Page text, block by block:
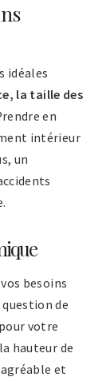
idéales
la taille des
en
intérieur
un
besoins
de
votre
hauteur de
et